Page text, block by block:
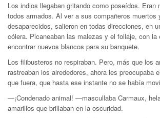
Los indios llegaban gritando como poseídos. Eran
todos armados. Al ver a sus compañeros muertos
desaparecidos, salieron en todas direcciones, en
cólera. Picaneaban las malezas y el follaje, con la
encontrar nuevos blancos para su banquete.
Los filibusteros no respiraban. Pero, más que los
rastreaban los alrededores, ahora les preocupaba
que fuera, que hasta ese instante no se había
—¡Condenado animal! —mascullaba Carmaux,
amarillos que brillaban en la oscuridad.